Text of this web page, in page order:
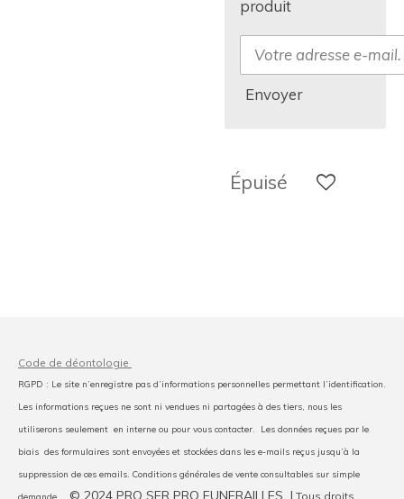
produit
Envoyer
Épuisé
Code de déontologie
RGPD : Le site n’enregistre pas d’informations personnelles permettant l’identification.
Les informations reçues ne sont ni vendues ni partagées à des tiers, nous les
utiliserons seulement en interne ou pour vous contacter. Les données reçues par le
biais des formulaires sont envoyées et stockées dans les e-mails reçus jusqu’à la
suppression de ces emails. Conditions générales de vente consultables sur simple
demande. © 2024 PRO SER PRO FUNERAILLES I Tous droits